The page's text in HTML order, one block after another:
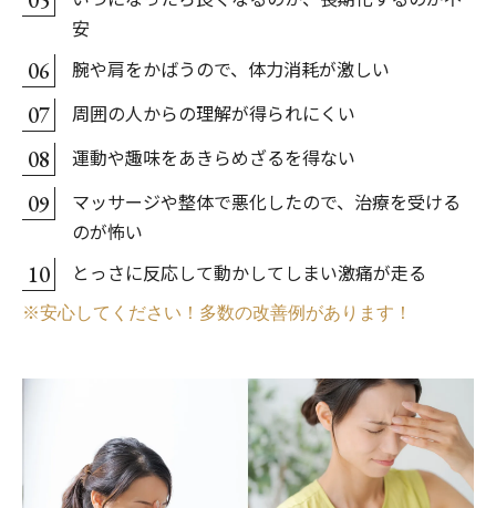
安
06 腕や肩をかばうので、体力消耗が激しい
07 周囲の人からの理解が得られにくい
08 運動や趣味をあきらめざるを得ない
09
マッサージや整体で悪化したので、治療を受ける
のが怖い
10 とっさに反応して動かしてしまい激痛が走る
※安心してください！多数の改善例があります！